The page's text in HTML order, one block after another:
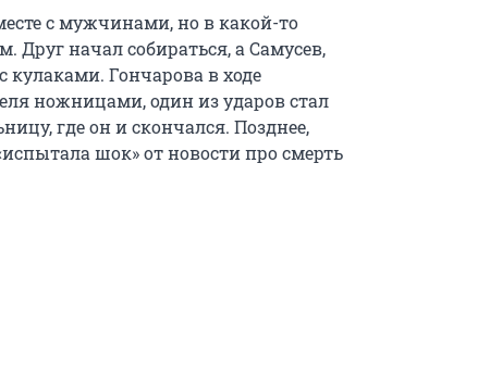
с мужчинами, но в какой-то
Друг начал собираться, а Самусев,
Гончарова в ходе
ножницами, один из ударов стал
где он и скончался. Позднее,
шок» от новости про смерть